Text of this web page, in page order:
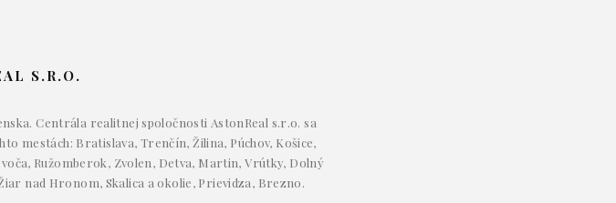
S.R.O.
Centrála realitnej spoločnosti AstonReal s.r.o. sa
mestách: Bratislava, Trenčín, Žilina, Púchov, Košice,
Ružomberok, Zvolen, Detva, Martin, Vrútky, Dolný
nad Hronom, Skalica a okolie, Prievidza, Brezno.